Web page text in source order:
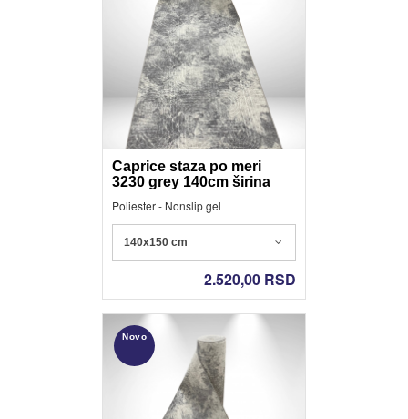
Caprice staza po meri
3230 grey 140cm širina
Poliester - Nonslip gel
140x150 cm
2.520,00 RSD
Novo